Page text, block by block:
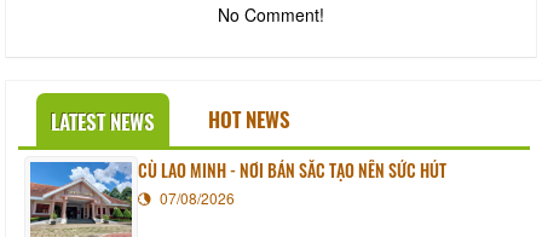
No Comment!
LATEST NEWS HOT NEWS
CÙ LAO MINH - NƠI BẢN SẮC TẠO NÊN SỨC HÚT
07/08/2026